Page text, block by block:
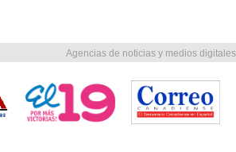
Agencias de noticias y medios digitales